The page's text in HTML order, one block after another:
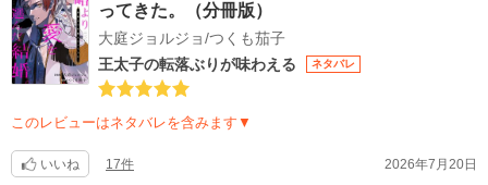
ってきた。（分冊版）
大庭ジョルジョ/つくも茄子
王太子の転落ぶりが味わえる
ネタバレ
このレビューはネタバレを含みます▼
いいね 17件 2026年7月20日